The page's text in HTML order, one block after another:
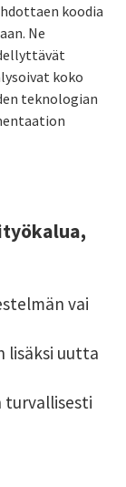
koodia
Ne
koko
teknologian
vai
lisäksi uutta
turvallisesti